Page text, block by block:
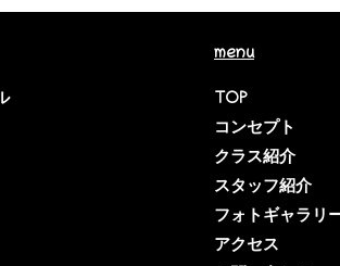
menu
TOP
コンセプト
クラス紹介
スタッフ紹介
フォトギャラリ
アクセス